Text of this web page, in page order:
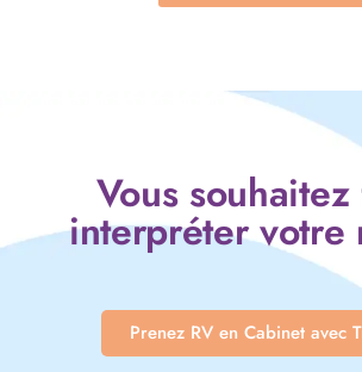
Vous
interpréter votre
Prenez RV en Cabinet avec